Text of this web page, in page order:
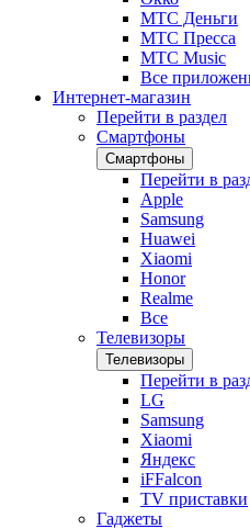
МТС Деньги
МТС Пресса
МТС Music
Все
Интернет-магазин
Перейти в раздел
Смартфоны
Смартфоны
Перейти в
Apple
Samsung
Huawei
Xiaomi
Honor
Realme
Все
Телевизоры
Телевизоры
Перейти в
LG
Samsung
Xiaomi
Яндекс
iFFalcon
TV приставки
Гаджеты